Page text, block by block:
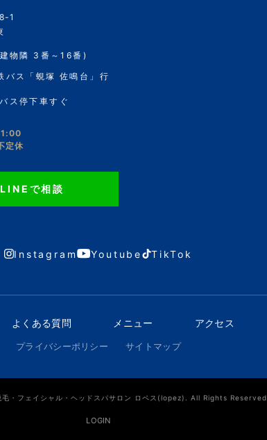
1
物隣 3番～16番)
バス「蜆塚 佐鳴台」行
ス停下車すぐ
定休
LINEで相談
Instagram Youtube TikTok
よくある質問 メニュー アクセス
プライバシーポリシー サイトマップ
・フェイシャル・ヘッドスパサロン ロペス(lopez). All Rights Reserved.
LOGIN